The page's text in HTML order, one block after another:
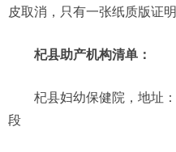
皮取消，只有一张纸质版证明
杞县助产机构清单：
杞县妇幼保健院，地址
段